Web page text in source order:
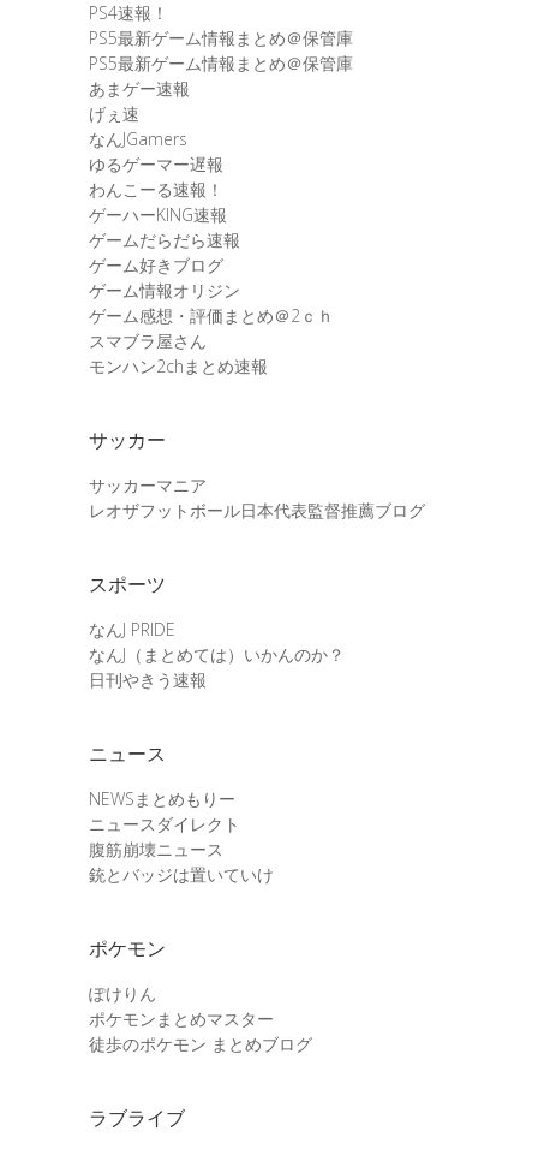
PS4速報！
PS5最新ゲーム情報まとめ＠保管庫
PS5最新ゲーム情報まとめ＠保管庫
あまゲー速報
げぇ速
なんJGamers
ゆるゲーマー遅報
わんこーる速報！
ゲーハーKING速報
ゲームだらだら速報
ゲーム好きブログ
ゲーム情報オリジン
ゲーム感想・評価まとめ＠2ｃｈ
スマブラ屋さん
モンハン2chまとめ速報
サッカー
サッカーマニア
レオザフットボール日本代表監督推薦ブログ
スポーツ
なんJ PRIDE
なんJ（まとめては）いかんのか？
日刊やきう速報
ニュース
NEWSまとめもりー
ニュースダイレクト
腹筋崩壊ニュース
銃とバッジは置いていけ
ポケモン
ぽけりん
ポケモンまとめマスター
徒歩のポケモン まとめブログ
ラブライブ